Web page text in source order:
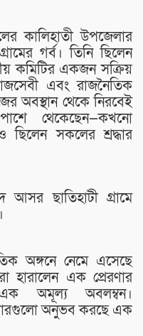
কালিহাতী উপজেলার
গর্ব। তিনি ছিলেন
কমিটির একজন সক্রিয়
এবং রাজনৈতিক
অবস্থান থেকে নিরবেই
থেকেছেন—কখনো
ছিলেন সকলের শ্রদ্ধার
ছাতিহাটী গ্রামে
অঙ্গনে নেমে এসেছে
হারালেন এক প্রেরণার
অমূল্য অবলম্বন।
অনুভব করছে এক